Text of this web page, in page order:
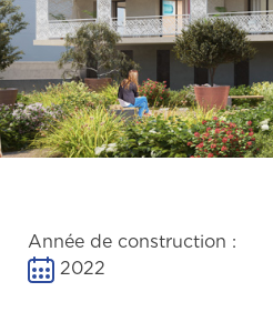
Année de construction :
2022